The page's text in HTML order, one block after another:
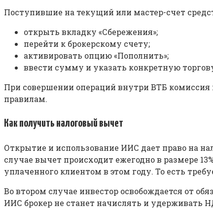
Поступившие на текущий или мастер-счет
открыть вкладку «Сбережения»;
перейти к брокерскому счету;
активировать опцию «Пополнить»;
ввести сумму и указать конкретную
При совершении операций внутри ВТБ комиссия
правилам.
Как получить налоговый вычет
Открытие и использование ИИС дает право на
случае вычет происходит ежегодно в размере
уплаченного клиентом в этом году. То есть
Во втором случае инвестор освобождается от
ИИС брокер не станет начислять и удерживать